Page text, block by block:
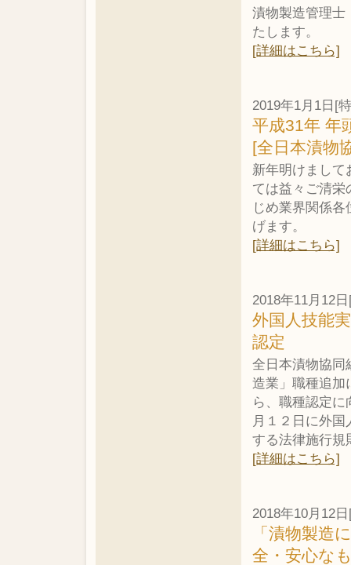
漬物製造管理士
たします。
[詳細はこちら]
2019年1月1日[
平成31年 年
[全日本漬
新年明けまして
ては益々ご清栄
じめ業界関係
げます。
[詳細はこちら]
2018年11月12
外国人技能
認定
全日本漬物協同
造業」職種追加
ら、職種認定
月１２日に外
する法律施行規
[詳細はこちら]
2018年10月12
「漬物製造
全・安心な